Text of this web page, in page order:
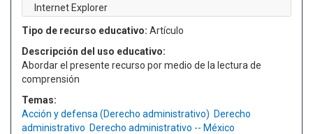
Internet Explorer
Tipo de recurso educativo: Artículo
Descripción del uso educativo:
Abordar el presente recurso por medio de la lectura de
comprensión
Temas:
Acción y defensa (Derecho administrativo) Derecho
administrativo Derecho administrativo -- México